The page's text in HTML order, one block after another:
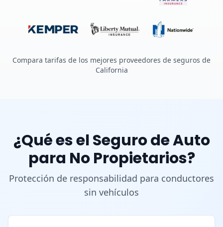
Compara tarifas de los mejores proveedores de seguros de
California
¿Qué es el Seguro de Auto
para No Propietarios?
Protección de responsabilidad para conductores
sin vehículos